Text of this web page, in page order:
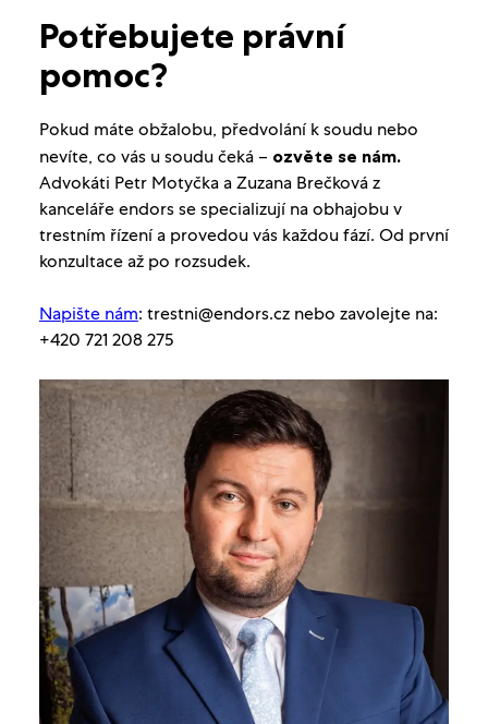
Potřebujete právní
pomoc?
Pokud máte obžalobu, předvolání k soudu nebo
nevíte, co vás u soudu čeká – ozvěte se nám.
Advokáti Petr Motyčka a Zuzana Brečková z
kanceláře endors se specializují na obhajobu v
trestním řízení a provedou vás každou fází. Od první
konzultace až po rozsudek.
Napište nám: trestni@endors.cz nebo zavolejte na:
+420 721 208 275